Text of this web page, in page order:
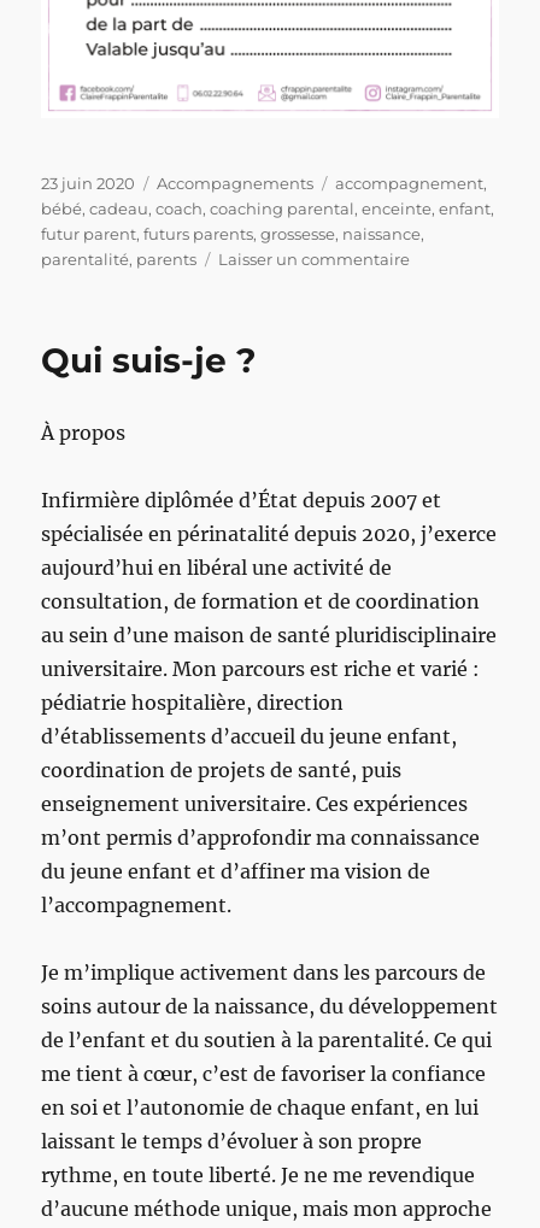
Publié
le
23 juin 2020 Catégories
Accompagnements Étiquettes
accompagnement,
bébé,cadeau,coach,coaching parental,enceinte,enfant,
futur parent,futurs parents,grossesse, naissance,
parentalité, parents Laisser un commentairesur
Qui suis-je ?
À propos
Infirmière diplômée d’État depuis 2007 et
spécialisée en périnatalité depuis 2020, j’exerce
aujourd’hui en libéral une activité de
consultation, de formation et de coordination
au sein d’une maison de santé pluridisciplinaire
universitaire. Mon parcours est riche et varié :
pédiatrie hospitalière, direction
d’établissements d’accueil du jeune enfant,
coordination de projets de santé, puis
enseignement universitaire. Ces expériences
m’ont permis d’approfondir ma connaissance
du jeune enfant et d’affiner ma vision de
l’accompagnement.
Je m’implique activement dans les parcours de
soins autour de la naissance, du développement
de l’enfant et du soutien à la parentalité. Ce qui
me tient à cœur, c’est de favoriser la confiance
en soi et l’autonomie de chaque enfant, en lui
laissant le temps d’évoluer à son propre
rythme, en toute liberté. Je ne me revendique
d’aucune méthode unique, mais mon approche